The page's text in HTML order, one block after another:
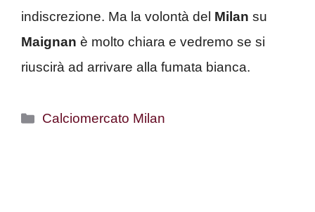
indiscrezione. Ma la volontà del Milan su
Maignan è molto chiara e vedremo se si
riuscirà ad arrivare alla fumata bianca.
Categorie
Calciomercato Milan